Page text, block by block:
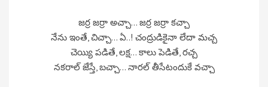
జర్ర జర్రా అచ్చా… జర్ర జర్రా కచ్చా
నేను ఇంతే, చిచ్చా… ఏ..! చంద్రుడికైనా లేదా మచ్చ
చెయ్యి పడితే, లక్ష… కాలు పెడితే, రచ్చ
నకరాల్ జేస్తే, బచ్చా… నారల్ తీసేటందుకే వచ్చా